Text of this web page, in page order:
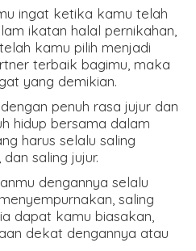
ingat ketika kamu telah
ikatan halal pernikahan,
kamu pilih menjadi
terbaik bagimu, maka
yang demikian.
penuh rasa jujur dan
hidup bersama dalam
harus selalu saling
saling jujur.
dengannya selalu
saling
dapat kamu biasakan,
dekat dengannya atau